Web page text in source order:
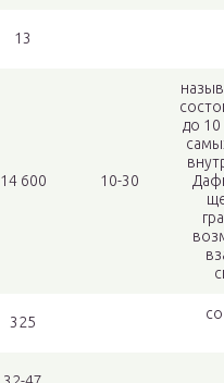
13
14 600 10-30
до 10
325